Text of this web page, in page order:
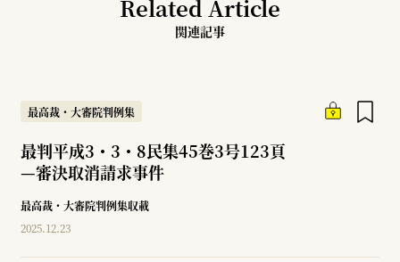
Related Article
関連記事
最高裁・大審院判例集
最判平成3・3・8民集45巻3号123頁
—審決取消請求事件
最高裁・大審院判例集収載
2025.12.23